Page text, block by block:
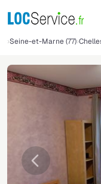
Seine-et-Marne (77)
Précédente